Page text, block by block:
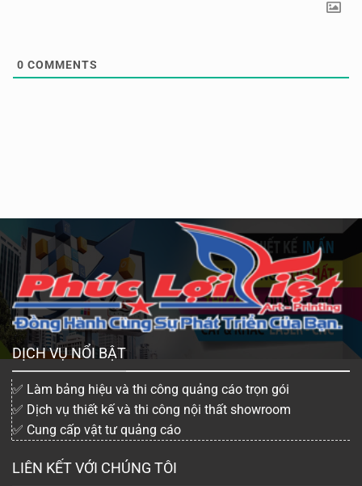
0 COMMENTS
DỊCH VỤ NỔI BẬT
✅ Làm bảng hiệu và thi công quảng cáo trọn gói
✅ Dịch vụ thiết kế và thi công nội thất showroom
✅ Cung cấp vật tư quảng cáo
LIÊN KẾT VỚI CHÚNG TÔI